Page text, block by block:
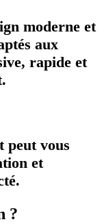
moderne et
aux
rapide et
peut vous
et
?